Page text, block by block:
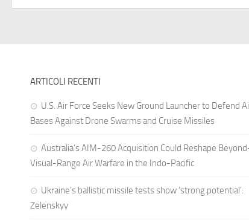
ARTICOLI RECENTI
U.S. Air Force Seeks New Ground Launcher to Defend
Bases Against Drone Swarms and Cruise Missiles
Australia’s AIM-260 Acquisition Could Reshape
Visual-Range Air Warfare in the Indo-Pacific
Ukraine’s ballistic missile tests show ‘strong potential’:
Zelenskyy